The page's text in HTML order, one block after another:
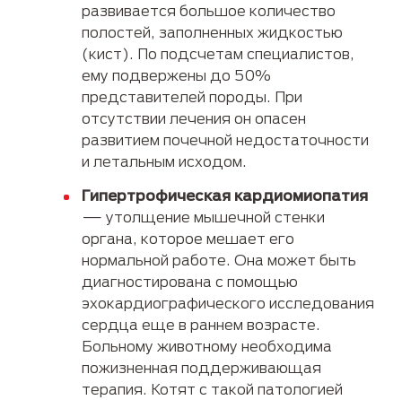
развивается большое количество
полостей, заполненных жидкостью
(кист). По подсчетам специалистов,
ему подвержены до 50%
представителей породы. При
отсутствии лечения он опасен
развитием почечной недостаточности
и летальным исходом.
Гипертрофическая кардиомиопатия
— утолщение мышечной стенки
органа, которое мешает его
нормальной работе. Она может быть
диагностирована с помощью
эхокардиографического исследования
сердца еще в раннем возрасте.
Больному животному необходима
пожизненная поддерживающая
терапия. Котят с такой патологией